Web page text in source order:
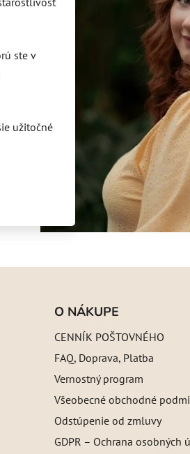
ste v
užitočné
O NÁKUPE
CENNÍK POŠTOVNÉHO
FAQ, Doprava, Platba
Vernostný program
Všeobecné obchodné
Odstúpenie od zmluvy
GDPR – Ochrana osobných